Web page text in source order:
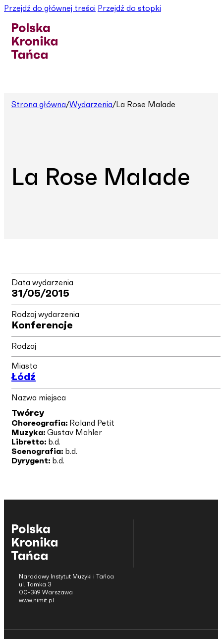
Przejdź do głównej treści Przejdź do stopki
Strona główna/Wydarzenia/La Rose Malade
La Rose Malade
Data wydarzenia
31/05/2015
Rodzaj wydarzenia
Konferencje
Rodzaj
Miasto
Łódź
Nazwa miejsca
Twórcy
Choreografia: Roland Petit
Muzyka: Gustav Mahler
Libretto: b.d.
Scenografia: b.d.
Dyrygent: b.d.
Narodowy Instytut Muzyki i Tańca
ul. Tamka 3
00-349 Warszawa
www.nimit.pl